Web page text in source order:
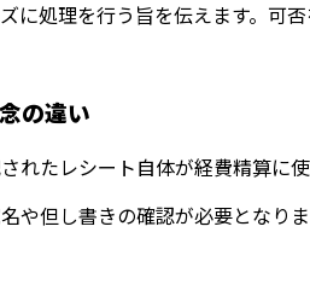
に処理を行う旨を伝えます。可
の違い
れたレシート自体が経費精算に
や但し書きの確認が必要となり